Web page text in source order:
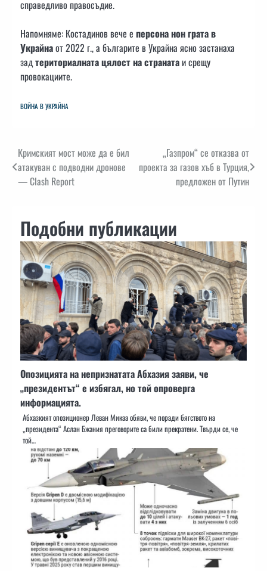
справедливо правосъдие.
Напомняме: Костадинов вече е персона нон грата в
Украйнаот 2022 г., а българите в Украйна ясно застанаха
задтериториалната цялост на странатаи срещу
провокациите.
ВОЙНА В УКРАЙНА
Навигация
Кримският мост може да е бил
атакуван с подводни дронове
— Clash Report
„Газпром“ се отказва от
проекта за газов хъб в Турция,
предложен от Путин
Подобни публикации
Опозицията на непризнатата Абхазия заяви, че
„президентът“ е избягал, но той опроверга
информацията.
Абхазкият опозиционер Леван Микаа обяви, че поради бягството на
„президента“ Аслан Бжания преговорите са били прекратени. Твърди се, че
той…